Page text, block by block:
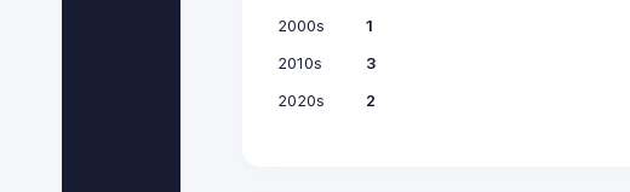
2000s
1
2010s
3
2020s
2